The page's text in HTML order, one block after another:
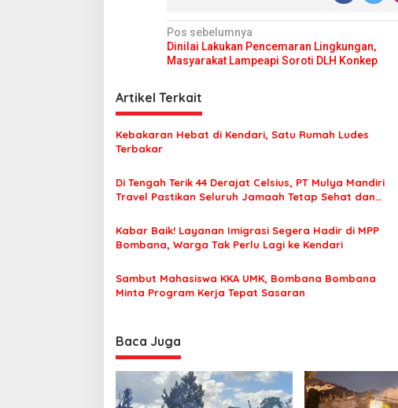
N
a
i
g
a
i
o
s
Pos sebelumnya
Dinilai Lakukan Pencemaran Lingkungan,
Masyarakat Lampeapi Soroti DLH Konkep
Artikel Terkait
Kebakaran Hebat di Kendari, Satu Rumah Ludes
Terbakar
Di Tengah Terik 44 Derajat Celsius, PT Mulya Mandiri
Travel Pastikan Seluruh Jamaah Tetap Sehat dan
Kabar Baik! Layanan Imigrasi Segera Hadir di MPP
Bombana, Warga Tak Perlu Lagi ke Kendari
Sambut Mahasiswa KKA UMK, Bombana Bombana
Minta Program Kerja Tepat Sasaran
Baca Juga